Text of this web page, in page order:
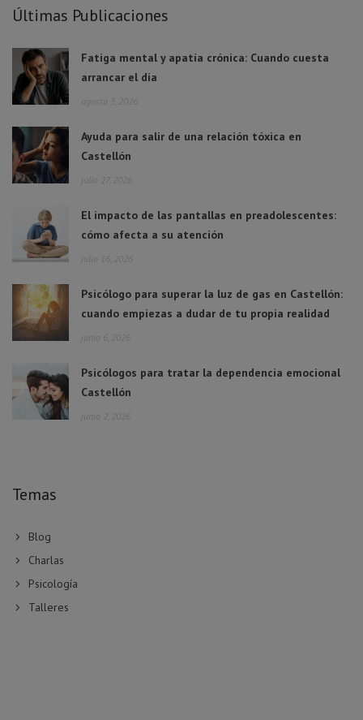
Últimas Publicaciones
Fatiga mental y apatía crónica: Cuando cuesta
arrancar el día
agosto 3, 2026
Ayuda para salir de una relación tóxica en
Castellón
julio 27, 2026
El impacto de las pantallas en preadolescentes:
cómo afecta a su atención
julio 16, 2026
Psicólogo para superar la luz de gas en Castellón:
cuando empiezas a dudar de tu propia realidad
junio 6, 2026
Psicólogos para tratar la dependencia emocional
Castellón
junio 2, 2026
Temas
Blog
Charlas
Psicología
Talleres